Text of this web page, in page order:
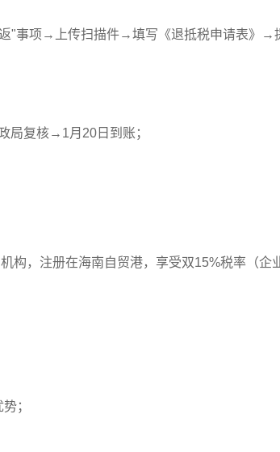
"事项→上传扫描件→填写《退抵税申请表》→
局复核→1月20日到账；
构，注册在海南自贸港，享受双15%税率（企
；